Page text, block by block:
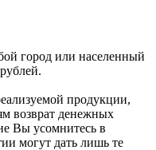
город или населенный
продукции,
возврат денежных
Вы усомнитесь в
могут дать лишь те